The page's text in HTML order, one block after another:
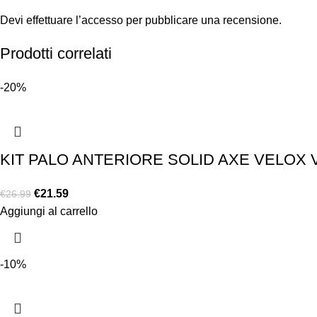
Devi effettuare l’accesso per pubblicare una recensione.
Prodotti correlati
-20%
KIT PALO ANTERIORE SOLID AXE VELOX
€26.99 €21.59
Aggiungi al carrello
-10%